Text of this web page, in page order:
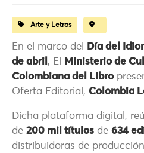
Arte y Letras
En el marco del Día del
de abril , El Ministerio de
Colombiana del Libro
Oferta Editorial, Colombia
Dicha plataforma digital,
de 200 mil títulos de 634
distribuidoras de